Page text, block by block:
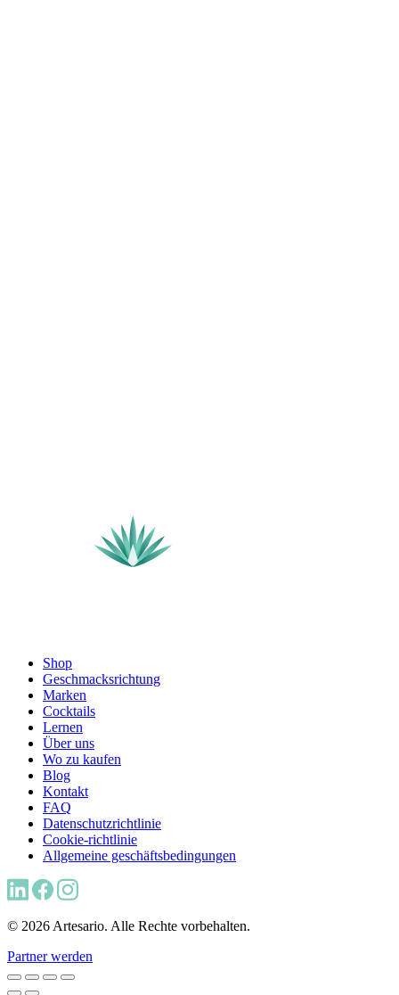
Shop
Geschmacksrichtung
Marken
Cocktails
Lernen
Über uns
Wo zu kaufen
Blog
Kontakt
FAQ
Datenschutzrichtlinie
Cookie-richtlinie
Allgemeine geschäftsbedingungen
© 2026 Artesario. Alle Rechte vorbehalten.
Partner werden